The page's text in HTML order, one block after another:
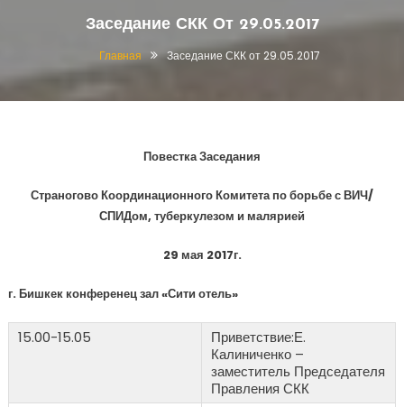
МИНИСТРОВ КР
Заседание СКК От 29.05.2017
Главная Заседание СКК от 29.05.2017
Повестка Заседания
Страногово Координационного Комитета по борьбе с ВИЧ/
СПИДом, туберкулезом и малярией
29 мая 2017г.
г. Бишкек конференец зал «Сити отель»
15.00-15.05
Приветствие:Е.
Калиниченко –
заместитель Председателя
Правления СКК